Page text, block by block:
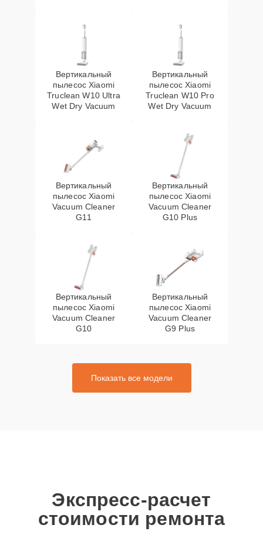
Вертикальный
пылесос Xiaomi
Truclean W10 Ultra
Wet Dry Vacuum
Вертикальный
пылесос Xiaomi
Truclean W10 Pro
Wet Dry Vacuum
Вертикальный
пылесос Xiaomi
Vacuum Cleaner
G11
Вертикальный
пылесос Xiaomi
Vacuum Cleaner
G10 Plus
Вертикальный
пылесос Xiaomi
Vacuum Cleaner
G10
Вертикальный
пылесос Xiaomi
Vacuum Cleaner
G9 Plus
Показать все модели
Экспресс-расчет
стоимости ремонта